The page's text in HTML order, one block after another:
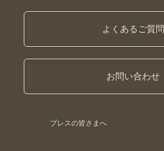
よくあるご質問
お問い合わせ
プレスの皆さまへ